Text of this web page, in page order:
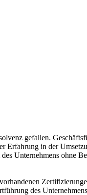
gefallen.
Erfahrung in der
Unternehmens ohne
des